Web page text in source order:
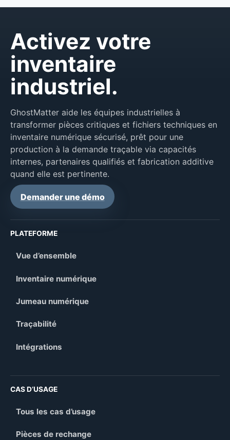
Activez votre
inventaire
industriel.
GhostMatter aide les équipes industrielles à
transformer pièces critiques et fichiers techniques en
inventaire numérique sécurisé, prêt pour une
production à la demande traçable via capacités
internes, partenaires qualifiés et fabrication additive
quand elle est pertinente.
Demander une démo
PLATEFORME
Vue d’ensemble
Inventaire numérique
Jumeau numérique
Traçabilité
Intégrations
CAS D’USAGE
Tous les cas d’usage
Pièces de rechange